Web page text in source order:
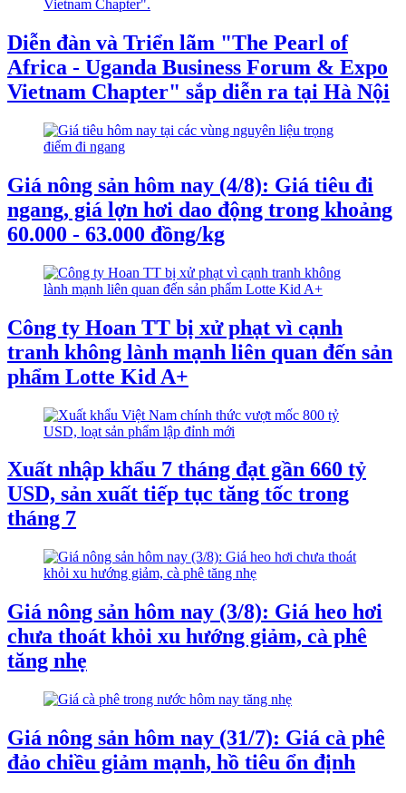
Diễn đàn và Triển lãm "The Pearl of
Africa - Uganda Business Forum & Expo
Vietnam Chapter" sắp diễn ra tại Hà Nội
Giá nông sản hôm nay (4/8): Giá tiêu đi
ngang, giá lợn hơi dao động trong khoảng
60.000 - 63.000 đồng/kg
Công ty Hoan TT bị xử phạt vì cạnh
tranh không lành mạnh liên quan đến sản
phẩm Lotte Kid A+
Xuất nhập khẩu 7 tháng đạt gần 660 tỷ
USD, sản xuất tiếp tục tăng tốc trong
tháng 7
Giá nông sản hôm nay (3/8): Giá heo hơi
chưa thoát khỏi xu hướng giảm, cà phê
tăng nhẹ
Giá nông sản hôm nay (31/7): Giá cà phê
đảo chiều giảm mạnh, hồ tiêu ổn định